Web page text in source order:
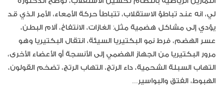
لي، انه عند تباطؤ الاستقلاب، تتباطأ حركة الأمعاء، الأمر الذي قد
يؤدي إلى مشاكل هضمية مثل: الغازات، الانتفاخ، آلام البطن،
عسر الهضم، فرط نمو البكتيريا السيئة، انتقال البكتيريا وهو
مرور البكتيريا من الجهاز الهضمي إلى الأنسجة أو الأعضاء الأخرى،
التهاب السبلة الشحمية، داء الرتج، التهاب الرتج، تضخم القولون،
الهبوط، الفتق والبواسير...